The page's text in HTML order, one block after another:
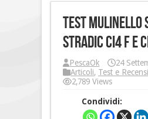
Test Mulinello
STRADIC CI4 F e
PescaOk
24
Articoli, Test e
2,789 Views
Condividi: